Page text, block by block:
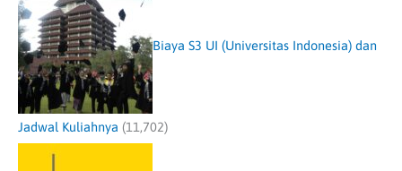
Biaya S3 UI (Universitas Indonesia) dan
Jadwal Kuliahnya (11,702)